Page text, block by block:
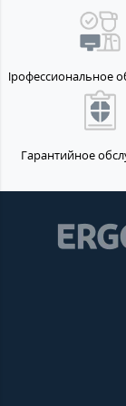
Профессиональное
Гарантийное